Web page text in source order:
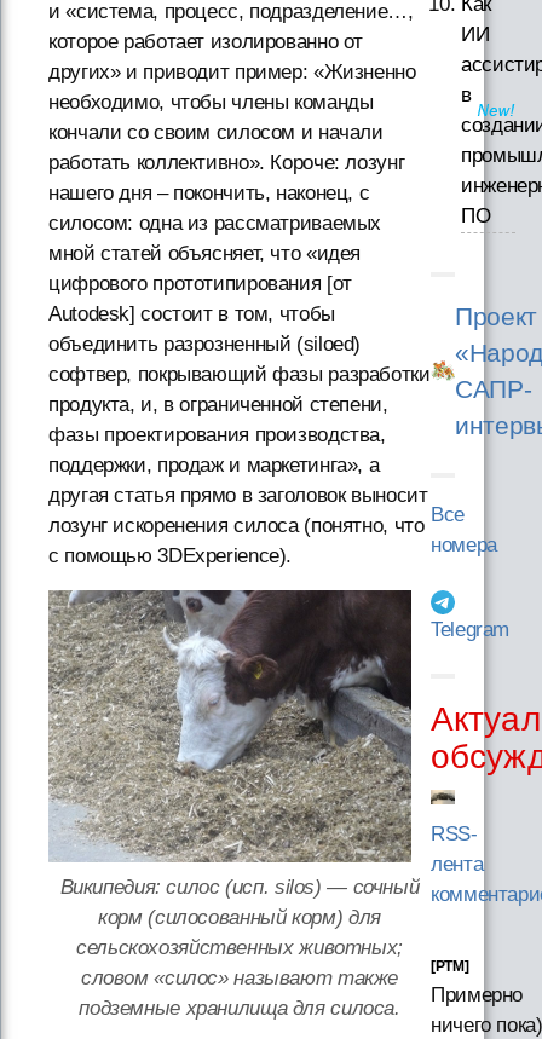
и «система, процесс, подразделение…,
которое работает изолированно от
других» и приводит пример: «Жизненно
необходимо, чтобы члены команды
кончали со своим силосом и начали
работать коллективно». Короче: лозунг
нашего дня – покончить, наконец, с
силосом: одна из рассматриваемых
мной статей объясняет, что «идея
цифрового прототипирования [от
Autodesk] состоит в том, чтобы
объединить разрозненный (siloed)
софтвер, покрывающий фазы разработки
продукта, и, в ограниченной степени,
фазы проектирования производства,
поддержки, продаж и маркетинга», а
другая статья прямо в заголовок выносит
лозунг искоренения силоса (понятно, что
с помощью 3DExperience).
Википедия: силос (исп. silos) — сочный
корм (силосованный корм) для
сельскохозяйственных животных;
словом «силос» называют также
подземные хранилища для силоса.
ИИ
в
ПО
Проект
САПР-
Все
номера
Telegram
RSS-
лента
[PTM]
Примерно
ничего пока)